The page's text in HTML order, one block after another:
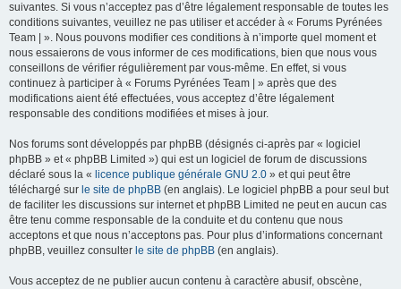
suivantes. Si vous n’acceptez pas d’être légalement responsable de toutes les
conditions suivantes, veuillez ne pas utiliser et accéder à « Forums Pyrénées
Team | ». Nous pouvons modifier ces conditions à n’importe quel moment et
nous essaierons de vous informer de ces modifications, bien que nous vous
conseillons de vérifier régulièrement par vous-même. En effet, si vous
continuez à participer à « Forums Pyrénées Team | » après que des
modifications aient été effectuées, vous acceptez d’être légalement
responsable des conditions modifiées et mises à jour.
Nos forums sont développés par phpBB (désignés ci-après par « logiciel
phpBB » et « phpBB Limited ») qui est un logiciel de forum de discussions
déclaré sous la « licence publique générale GNU 2.0 » et qui peut être
téléchargé sur le site de phpBB (en anglais). Le logiciel phpBB a pour seul but
de faciliter les discussions sur internet et phpBB Limited ne peut en aucun cas
être tenu comme responsable de la conduite et du contenu que nous
acceptons et que nous n’acceptons pas. Pour plus d’informations concernant
phpBB, veuillez consulter le site de phpBB (en anglais).
Vous acceptez de ne publier aucun contenu à caractère abusif, obscène,